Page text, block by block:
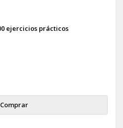
ejercicios prácticos